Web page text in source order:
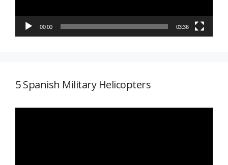
00:00 03:36
5 Spanish Military Helicopters